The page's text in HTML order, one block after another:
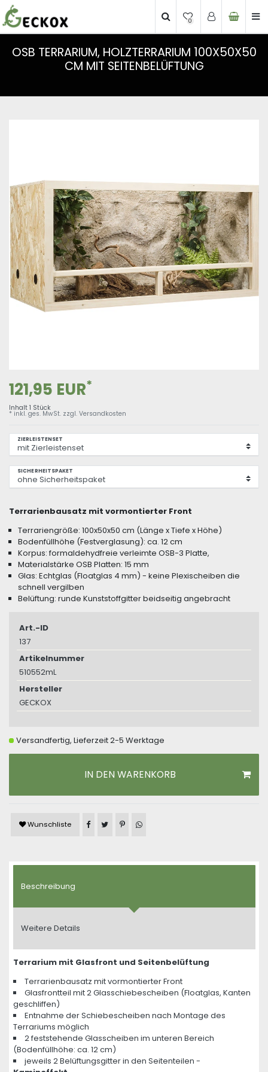
0
OSB TERRARIUM, HOLZTERRARIUM 100X50X50
CM MIT SEITENBELÜFTUNG
121,95 EUR*
Inhalt 1 Stück
* inkl. ges. MwSt. zzgl. Versandkosten
ZIERLEISTENSET
SICHERHEITSPAKET
Terrarienbausatz mit vormontierter Front
Terrariengröße: 100x50x50 cm (Länge x Tiefe x Höhe)
Bodenfüllhöhe (Festverglasung): ca. 12 cm
Korpus: formaldehydfreie verleimte OSB-3 Platte,
Materialstärke OSB Platten: 15 mm
Glas: Echtglas (Floatglas 4 mm) - keine Plexischeiben die
schnell vergilben
Belüftung: runde Kunststoffgitter beidseitig angebracht
Art.-ID
137
Artikelnummer
510552mL
Hersteller
GECKOX
Versandfertig, Lieferzeit 2-5 Werktage
IN DEN WARENKORB
Wunschliste Artikel auf Facebook teilen
Artikel auf Twitter teilen
Artikel auf Pinterest teilen
Artikel auf WhatsApp teilen
Beschreibung
Weitere Details
Terrarium mit Glasfront und Seitenbelüftung
Terrarienbausatz mit vormontierter Front
Glasfrontteil mit 2 Glasschiebescheiben (Floatglas, Kanten
geschliffen)
Entnahme der Schiebescheiben nach Montage des
Terrariums möglich
2 feststehende Glasscheiben im unteren Bereich
(Bodenfüllhöhe: ca. 12 cm)
jeweils 2 Belüftungsgitter in den Seitenteilen -